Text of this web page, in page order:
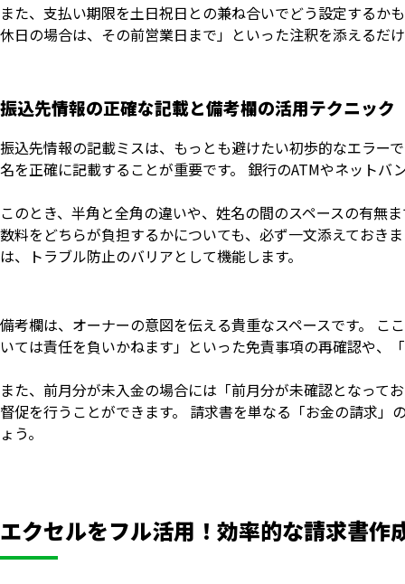
また、支払い期限を土日祝日との兼ね合いでどう設定するか
休日の場合は、その前営業日まで」といった注釈を添えるだ
振込先情報の正確な記載と備考欄の活用テクニック
振込先情報の記載ミスは、もっとも避けたい初歩的なエラー
名を正確に記載することが重要です。 銀行のATMやネット
このとき、半角と全角の違いや、姓名の間のスペースの有無
数料をどちらが負担するかについても、必ず一文添えておき
は、トラブル防止のバリアとして機能します。
備考欄は、オーナーの意図を伝える貴重なスペースです。
いては責任を負いかねます」といった免責事項の再確認や、
また、前月分が未入金の場合には「前月分が未確認となって
督促を行うことができます。 請求書を単なる「お金の請求
ょう。
エクセルをフル活用！効率的な請求書作